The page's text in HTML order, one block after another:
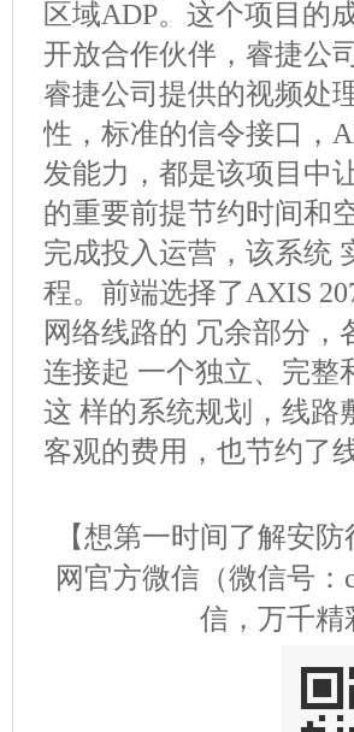
区域ADP。这个项目的
开放合作伙伴，睿捷公
睿捷公司提供的视频处
性，标准的信令接口，
发能力，都是该项目中
的重要前提节约时间和
完成投入运营，该系统
程。前端选择了AXIS
网络线路的 冗余部分，
连接起 一个独立、完整
这 样的系统规划，线路
客观的费用，也节约了
【想第一时间了解安
网官方微信（微信号
信，万千精